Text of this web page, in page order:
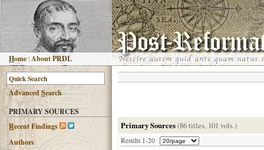
Home |About PRDL
AdvancedSearch
PRIMARY SOURCES
Recent Findings
Authors
Primary Sources(86 titles, 101 vols.)
Results 1-20